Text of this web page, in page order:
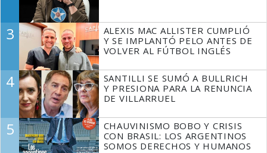
3
ALEXIS MAC ALLISTER CUMPLIÓ
Y SE IMPLANTÓ PELO ANTES DE
VOLVER AL FÚTBOL INGLÉS
4
SANTILLI SE SUMÓ A BULLRICH
Y PRESIONA PARA LA RENUNCIA
DE VILLARRUEL
5
CHAUVINISMO BOBO Y CRISIS
CON BRASIL: LOS ARGENTINOS
SOMOS DERECHOS Y HUMANOS